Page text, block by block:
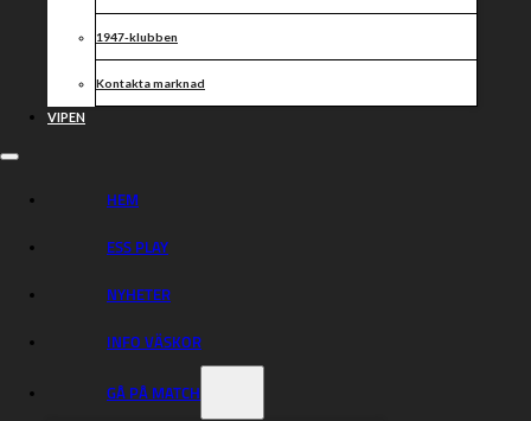
1947-klubben
Kontakta marknad
VIPEN
HEM
ESS PLAY
NYHETER
INFO VÄSKOR
GÅ PÅ MATCH